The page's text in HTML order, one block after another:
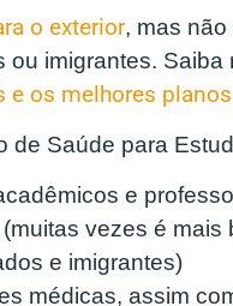
o exterior, mas
imigrantes. Saiba
e os melhores
de Saúde para
e
vezes é
e imigrantes)
médicas, assim